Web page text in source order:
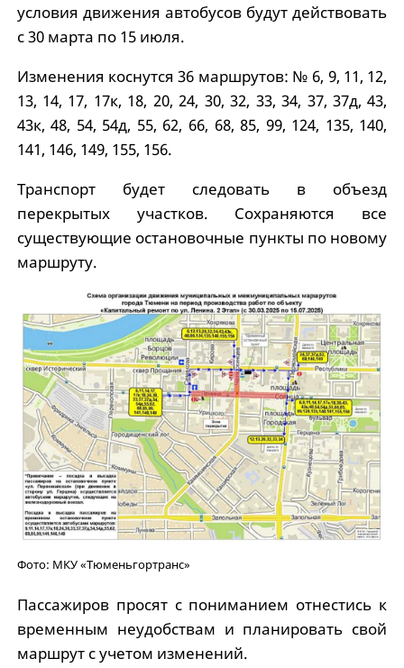
условия движения автобусов будут действовать
с 30 марта по 15 июля.
Изменения коснутся 36 маршрутов: № 6, 9, 11, 12,
13, 14, 17, 17к, 18, 20, 24, 30, 32, 33, 34, 37, 37д, 43,
43к, 48, 54, 54д, 55, 62, 66, 68, 85, 99, 124, 135, 140,
141, 146, 149, 155, 156.
Транспорт будет следовать в объезд
перекрытых участков. Сохраняются все
существующие остановочные пункты по новому
маршруту.
Фото: МКУ «Тюменьгортранс»
Пассажиров просят с пониманием отнестись к
временным неудобствам и планировать свой
маршрут с учетом изменений.